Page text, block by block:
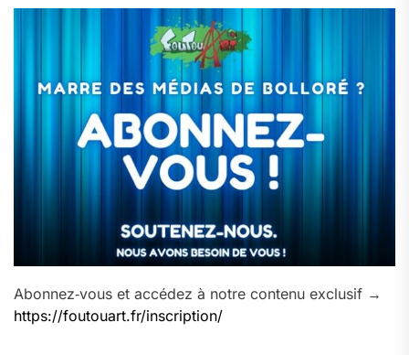
Abonnez‑vous et accédez à notre contenu exclusif →
https://foutouart.fr/inscription/